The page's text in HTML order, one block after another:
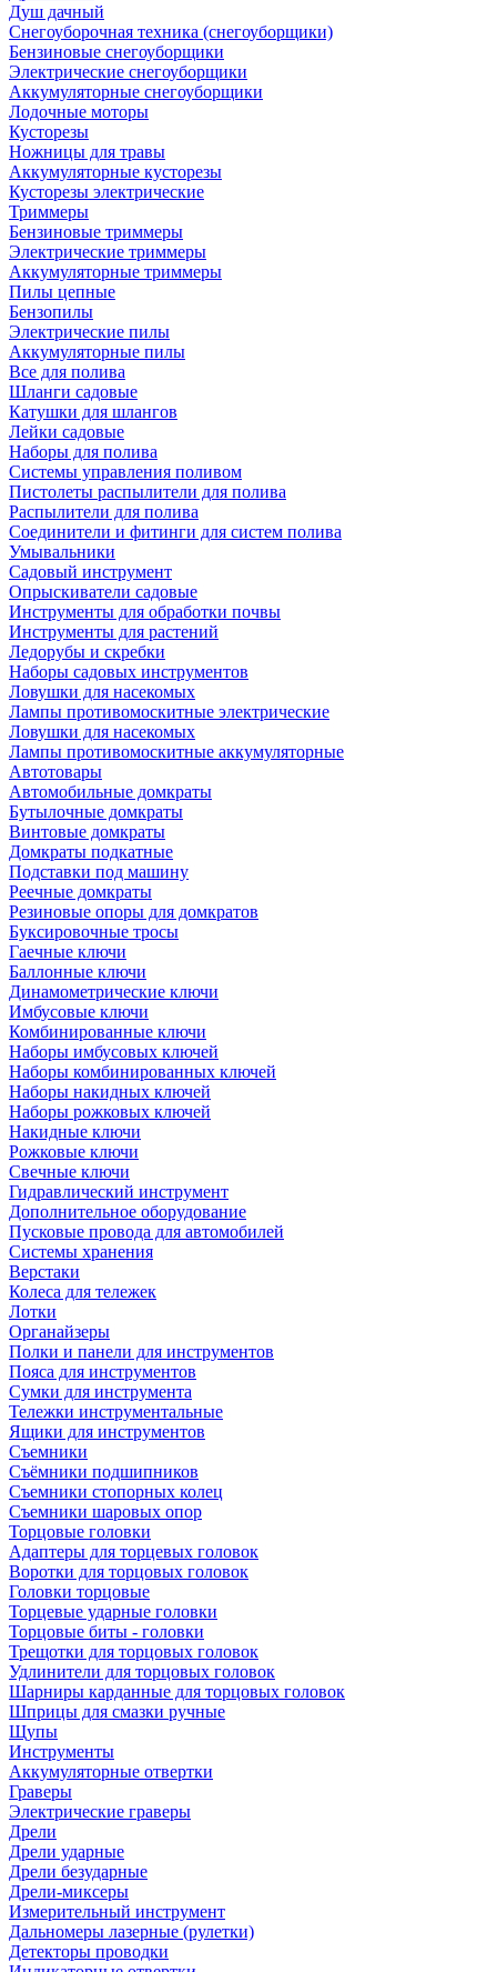
Душ дачный
Снегоуборочная техника (снегоуборщики)
Бензиновые снегоуборщики
Электрические снегоуборщики
Аккумуляторные снегоуборщики
Лодочные моторы
Кусторезы
Ножницы для травы
Аккумуляторные кусторезы
Кусторезы электрические
Триммеры
Бензиновые триммеры
Электрические триммеры
Аккумуляторные триммеры
Пилы цепные
Бензопилы
Электрические пилы
Аккумуляторные пилы
Все для полива
Шланги садовые
Катушки для шлангов
Лейки садовые
Наборы для полива
Системы управления поливом
Пистолеты распылители для полива
Распылители для полива
Соединители и фитинги для систем полива
Умывальники
Садовый инструмент
Опрыскиватели садовые
Инструменты для обработки почвы
Инструменты для растений
Ледорубы и скребки
Наборы садовых инструментов
Ловушки для насекомых
Лампы противомоскитные электрические
Ловушки для насекомых
Лампы противомоскитные аккумуляторные
Автотовары
Автомобильные домкраты
Бутылочные домкраты
Винтовые домкраты
Домкраты подкатные
Подставки под машину
Реечные домкраты
Резиновые опоры для домкратов
Буксировочные тросы
Гаечные ключи
Баллонные ключи
Динамометрические ключи
Имбусовые ключи
Комбинированные ключи
Наборы имбусовых ключей
Наборы комбинированных ключей
Наборы накидных ключей
Наборы рожковых ключей
Накидные ключи
Рожковые ключи
Свечные ключи
Гидравлический инструмент
Дополнительное оборудование
Пусковые провода для автомобилей
Системы хранения
Верстаки
Колеса для тележек
Лотки
Органайзеры
Полки и панели для инструментов
Пояса для инструментов
Сумки для инструмента
Тележки инструментальные
Ящики для инструментов
Съемники
Съёмники подшипников
Съемники стопорных колец
Съемники шаровых опор
Торцовые головки
Адаптеры для торцевых головок
Воротки для торцовых головок
Головки торцовые
Торцевые ударные головки
Торцовые биты - головки
Трещотки для торцовых головок
Удлинители для торцовых головок
Шарниры карданные для торцовых головок
Шприцы для смазки ручные
Щупы
Инструменты
Аккумуляторные отвертки
Граверы
Электрические граверы
Дрели
Дрели ударные
Дрели безударные
Дрели-миксеры
Измерительный инструмент
Дальномеры лазерные (рулетки)
Детекторы проводки